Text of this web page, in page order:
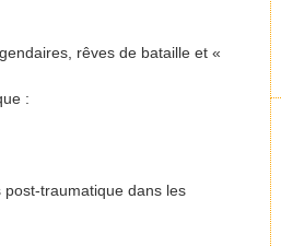
rêves de bataille et «
:
post-traumatique dans les